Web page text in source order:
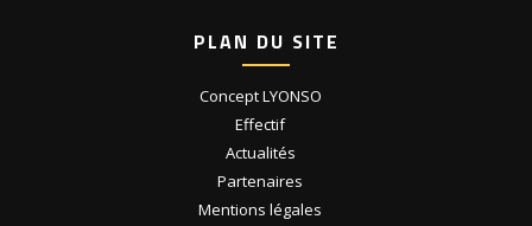
PLAN DU SITE
Concept LYONSO
Effectif
Actualités
Partenaires
Mentions légales